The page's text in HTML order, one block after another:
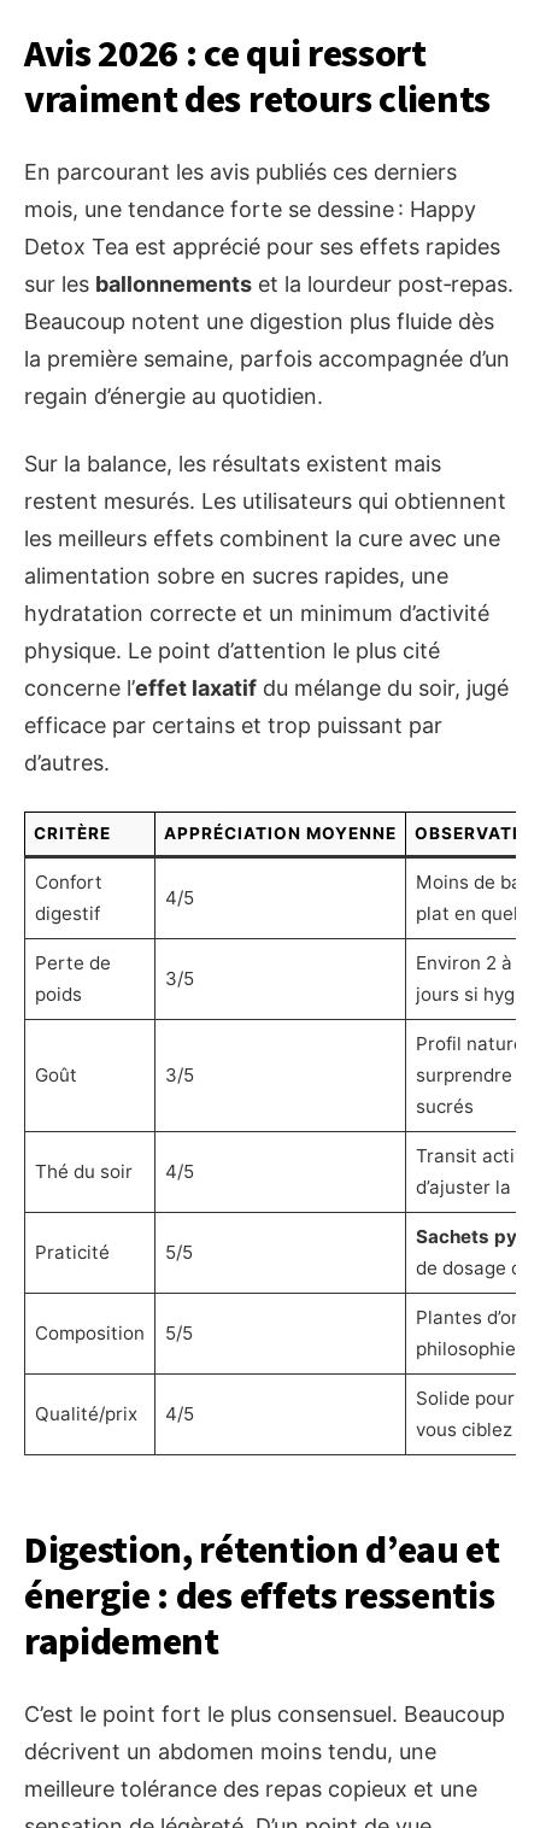
Avis 2026 : ce qui ressort
vraiment des retours clients
En parcourant les avis publiés ces derniers
mois, une tendance forte se dessine : Happy
Detox Tea est apprécié pour ses effets rapides
sur les ballonnements et la lourdeur post‑repas.
Beaucoup notent une digestion plus fluide dès
la première semaine, parfois accompagnée d’un
regain d’énergie au quotidien.
Sur la balance, les résultats existent mais
restent mesurés. Les utilisateurs qui obtiennent
les meilleurs effets combinent la cure avec une
alimentation sobre en sucres rapides, une
hydratation correcte et un minimum d’activité
physique. Le point d’attention le plus cité
concerne l’effet laxatif du mélange du soir, jugé
efficace par certains et trop puissant par
d’autres.
CRITÈRE APPRÉCIATION MOYENNE
Confort
digestif
4/5
Moins de
plat en
Perte de
poids
3/5
Environ 2 à 4
jours si
Goût 3/5
Profil naturel,
surprendre si
sucrés
Thé du soir 4/5
Transit activé
d’ajuster la
Praticité 5/5
Sachets
de dosage
Composition 5/5
Plantes
philosophie
Qualité/prix 4/5
Solide pour
vous ciblez
Digestion, rétention d’eau et
énergie : des effets ressentis
rapidement
C’est le point fort le plus consensuel. Beaucoup
décrivent un abdomen moins tendu, une
meilleure tolérance des repas copieux et une